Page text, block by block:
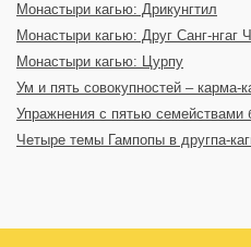
Монастыри кагью: Дрикунгтил
Монастыри кагью: Друг Санг-нгаг
Монастыри кагью: Цурпу
Ум и пять совокупностей – карма-
Упражнения с пятью семействами
Четыре темы Гампопы в другпа-